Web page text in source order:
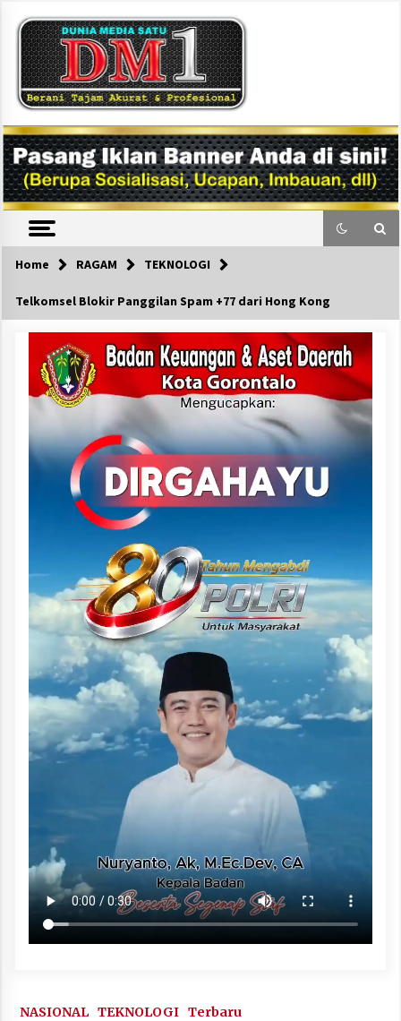
content
DM1
Home RAGAM TEKNOLOGI
Telkomsel Blokir Panggilan Spam +77 dari Hong Kong
NASIONAL TEKNOLOGI Terbaru